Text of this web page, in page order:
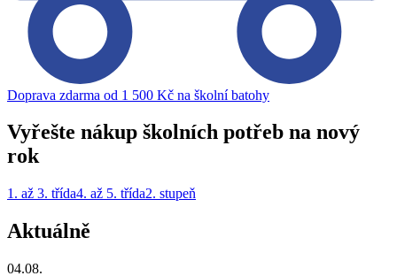
Doprava zdarma od 1 500 Kč na školní batohy
Vyřešte nákup školních potřeb na nový
rok
1. až 3. třída4. až 5. třída2. stupeň
Aktuálně
04.08.